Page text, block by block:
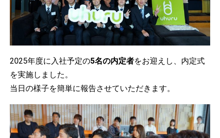
2025年度に入社予定の5名の内定者をお迎えし、内定式
を実施しました。
当日の様子を簡単に報告させていただきます。